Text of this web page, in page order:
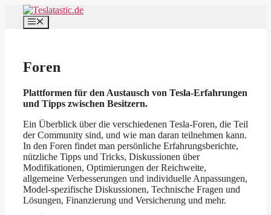
Inhalt
springen
Menü
Foren
Plattformen für den Austausch von Tesla-Erfahrungen
und Tipps zwischen Besitzern.
Ein Überblick über die verschiedenen Tesla-Foren, die Teil
der Community sind, und wie man daran teilnehmen kann.
In den Foren findet man persönliche Erfahrungsberichte,
nützliche Tipps und Tricks, Diskussionen über
Modifikationen, Optimierungen der Reichweite,
allgemeine Verbesserungen und individuelle Anpassungen,
Model-spezifische Diskussionen, Technische Fragen und
Lösungen, Finanzierung und Versicherung und mehr.